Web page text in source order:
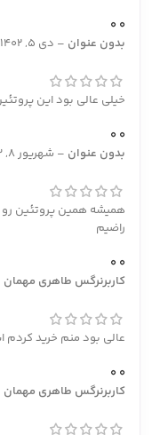
0
0
بدون عنوان – دی 5, 1402
خیلی عالی بود این
0
0
بدون عنوان – شهریور 8, 1403
همیشه همین پروتئین رو
راضیم
0
0
کاربرنرگس طاهری مهمان
عالی بود منم خرید کردم
0
0
کاربرنرگس طاهری مهمان